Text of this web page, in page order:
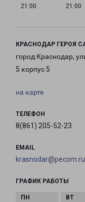
21:00
21:00
КРАСНОДАР ГЕРОЯ
город Краснодар,
5 корпус 5
на карте
ТЕЛЕФОН
8(861) 205-52-23
EMAIL
krasnodar@pecom.ru
ГРАФИК РАБОТЫ